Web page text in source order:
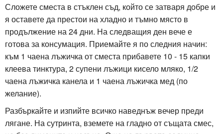
Сложете сместа в стъклен съд, който се затваря добре и
я оставете да престои на хладно и тъмно място в
продължение на 24 дни. На следващия ден вече е
готова за консумация. Приемайте я по следния начин:
към 1 чаена лъжичка от сместа прибавете 10 - 15 капки
клеева тинктура, 2 супени лъжици кисело мляко, 1/2
чаена лъжичка канела и 1 чаена лъжичка мед (по
желание).
Разбъркайте и изпийте всичко наведнъж вечер преди
лягане. На сутринта, вземете на гладно от същата смес,